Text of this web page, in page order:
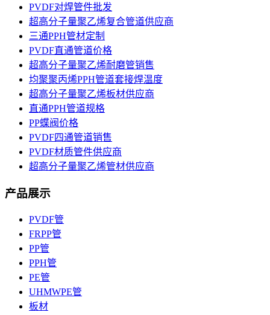
PVDF对焊管件批发
超高分子量聚乙烯复合管道供应商
三通PPH管材定制
PVDF直通管道价格
超高分子量聚乙烯耐磨管销售
均聚聚丙烯PPH管道套接焊温度
超高分子量聚乙烯板材供应商
直通PPH管道规格
PP蝶阀价格
PVDF四通管道销售
PVDF材质管件供应商
超高分子量聚乙烯管材供应商
产品展示
PVDF管
FRPP管
PP管
PPH管
PE管
UHMWPE管
板材